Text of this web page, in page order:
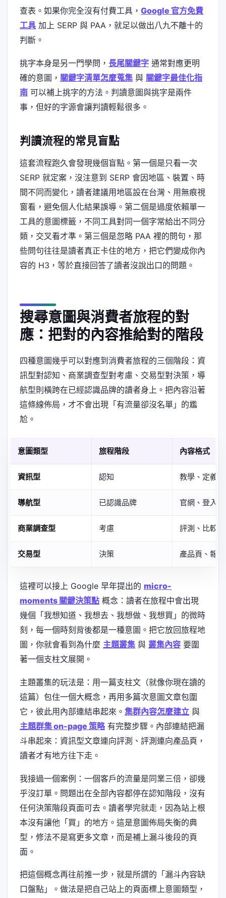
查表。如果你完全沒有付費工具， Google 官方免費
工具 加上 SERP 與 PAA，就足以做出八九不離十的
判斷。
挑字本身是另一門學問， 長尾關鍵字 通常對應更明
確的意圖， 關鍵字清單怎麼蒐集 與 關鍵字最佳化指
南 可以補上挑字的方法。判讀意圖與挑字是兩件
事，但好的字源會讓判讀輕鬆很多。
判讀流程的常見盲點
這套流程跑久會發現幾個盲點。第一個是只看一次
SERP 就定案，沒注意到 SERP 會因地區、裝置、時
間不同而變化，讀者建議用地區設在台灣、用無痕視
窗看，避免個人化結果誤導。第二個是過度依賴單一
工具的意圖標籤，不同工具對同一個字常給出不同分
類，交叉看才準。第三個是忽略 PAA 裡的問句，那
些問句往往是讀者真正卡住的地方，把它們變成你內
容的 H3，等於直接回答了讀者沒說出口的問題。
搜尋意圖與消費者旅程的對
應：把對的內容推給對的階段
四種意圖幾乎可以對應到消費者旅程的三個階段：資
訊型對認知、商業調查型對考慮、交易型對決策，導
航型則橫跨在已經認識品牌的讀者身上。把內容沿著
這條線佈局，才不會出現「有流量卻沒名單」的尷
尬。
意圖類型 旅程階段 內容格式
資訊型 認知 教學、定義
導航型 已認識品牌 官網、登入頁
商業調查型 考慮 評測、比較表
交易型 決策 產品頁、報價
這裡可以接上 Google 早年提出的 micro-
moments 關鍵決策點 概念：讀者在旅程中會出現
幾個「我想知道、我想去、我想做、我想買」的微時
刻，每一個時刻背後都是一種意圖。把它放回旅程地
圖，你就會看到為什麼 主題叢集 與 叢集內容 要圍
著一個支柱文展開。
主題叢集的玩法是：用一篇支柱文（就像你現在讀的
這篇）包住一個大概念，再用多篇次意圖文章包圍
它，彼此用內部連結串起來。 集群內容怎麼建立 與
主題群集 on-page 策略有完整步驟。內部連結把漏
斗串起來：資訊型文章連向評測、評測連向產品頁，
讀者才有地方往下走。
我接過一個案例：一個客戶的流量是同業三倍，卻幾
乎沒訂單。問題出在全部內容都停在認知階段，沒有
任何決策階段頁面可去。讀者學完就走，因為站上根
本沒有讓他「買」的地方。這是意圖佈局失衡的典
型，修法不是寫更多文章，而是補上漏斗後段的頁
面。
把這個概念再往前推一步，就是所謂的「漏斗內容缺
口盤點」。做法是把自己站上的頁面標上意圖類型，